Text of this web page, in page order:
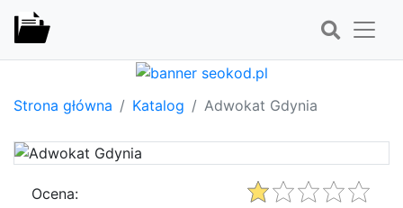
Strona główna Katalog Adwokat Gdynia
Ocena: